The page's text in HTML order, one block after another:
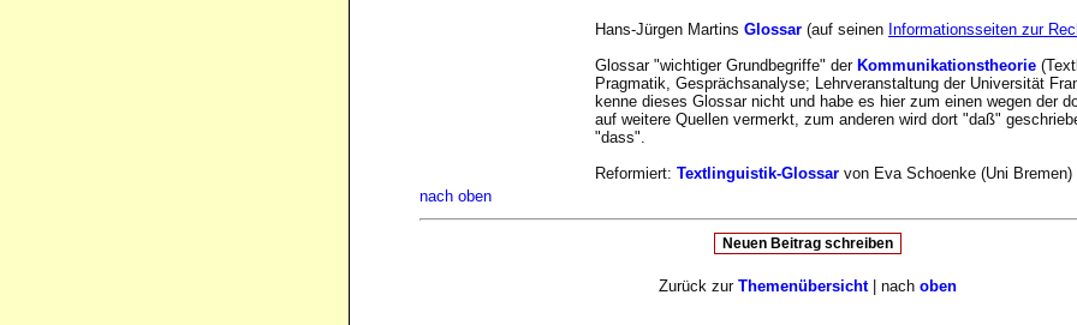
Hans-Jürgen Martins Glossar (auf seinen Informationsseiten zur
Glossar "wichtiger Grundbegriffe" der Kommunikationstheorie
Pragmatik, Gesprächsanalyse; Lehrveranstaltung der Universität
kenne dieses Glossar nicht und habe es hier zum einen wegen der
auf weitere Quellen vermerkt, zum anderen wird dort "daß"
"dass".
Reformiert: Textlinguistik-Glossar von Eva Schoenke (Uni Bremen)
nach oben
Zurück zur Themenübersicht| nach oben